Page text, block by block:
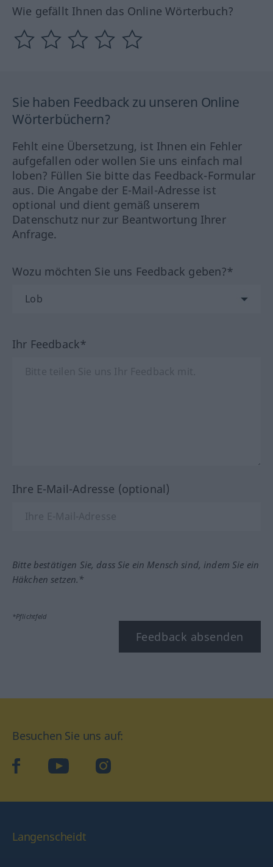
Wie gefällt Ihnen das Online Wörterbuch?
Sie haben Feedback zu unseren Online
Wörterbüchern?
Fehlt eine Übersetzung, ist Ihnen ein Fehler
aufgefallen oder wollen Sie uns einfach mal
loben? Füllen Sie bitte das Feedback-Formular
aus. Die Angabe der E-Mail-Adresse ist
optional und dient gemäß unserem
Datenschutz nur zur Beantwortung Ihrer
Anfrage.
Wozu möchten Sie uns Feedback geben?*
Ihr Feedback*
Ihre E-Mail-Adresse (optional)
Bitte bestätigen Sie, dass Sie ein Mensch sind, indem Sie ein
Häkchen setzen.*
*Pflichtfeld
Feedback absenden
Besuchen Sie uns auf:
facebookYouTube Instagram
Langenscheidt